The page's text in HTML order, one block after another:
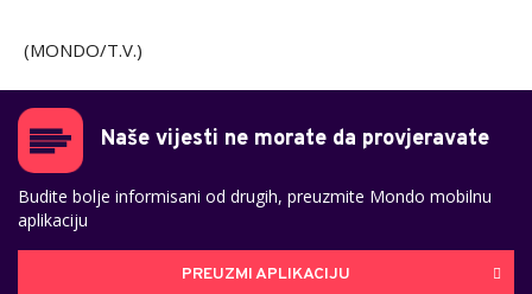
(MONDO/T.V.)
Naše vijesti ne morate da provjeravate
Budite bolje informisani od drugih, preuzmite Mondo mobilnu
aplikaciju
PREUZMI APLIKACIJU